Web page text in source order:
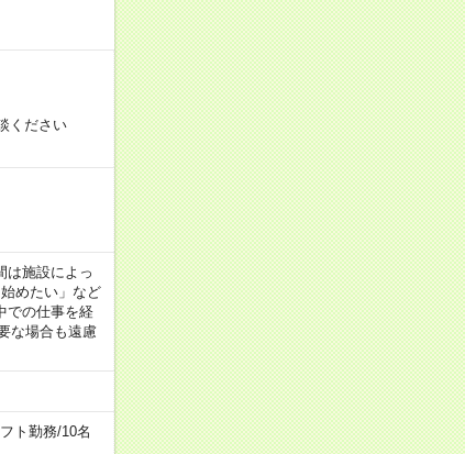
ください
は施設によっ
めたい」など
での仕事を経
な場合も遠慮
ト勤務/10名